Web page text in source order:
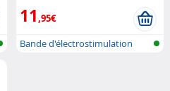
11,95€
Bande d'électrostimulation